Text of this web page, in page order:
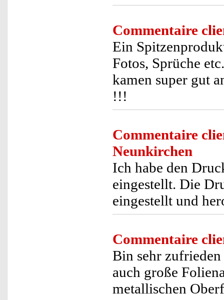
Commentaire
Ein
Fotos, Sprüche
kamen super gut
!!!
Commentaire
Neunkirchen
Ich habe den
eingestellt. Die
eingestellt und
Commentaire
Bin sehr
auch große
metallischen